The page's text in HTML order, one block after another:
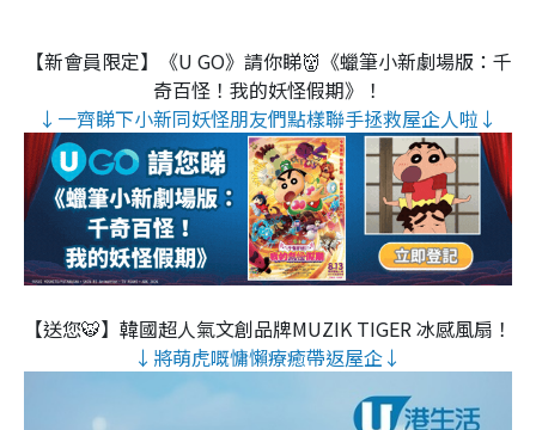
【新會員限定】《U GO》請你睇👹《蠟筆小新劇場版：千
奇百怪！我的妖怪假期》！
↓一齊睇下小新同妖怪朋友們點樣聯手拯救屋企人啦↓
【送您🐯】韓國超人氣文創品牌MUZIK TIGER 冰感風扇！
↓將萌虎嘅慵懶療癒帶返屋企↓